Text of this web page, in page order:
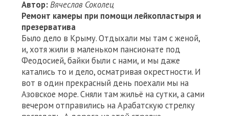
Автор:Вячеслав Соколец
Ремонт камеры при помощи лейкопластыря и
презерватива
Было дело в Крыму. Отдыхали мы там с женой,
и, хотя жили в маленьком пансионате под
Феодосией, байки были с нами, и мы даже
катались то и дело, осматривая окрестности. И
вот в один прекрасный день поехали мы на
Азовское море. Сняли там жильё на сутки, а сами
вечером отправились на Арабатскую стрелку